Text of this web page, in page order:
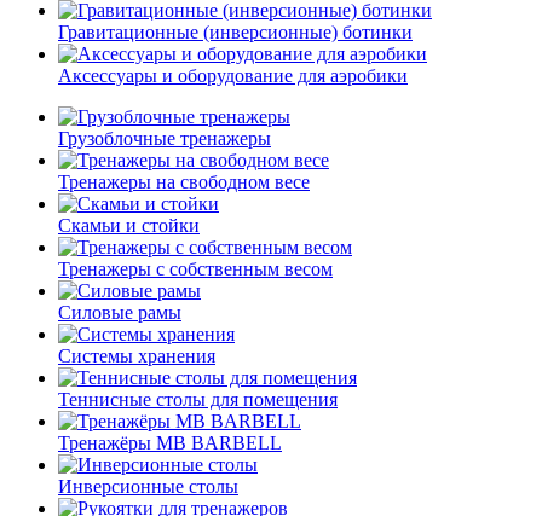
Гравитационные (инверсионные) ботинки
Аксессуары и оборудование для аэробики
Грузоблочные тренажеры
Тренажеры на свободном весе
Скамьи и стойки
Тренажеры с собственным весом
Силовые рамы
Системы хранения
Теннисные столы для помещения
Тренажёры MB BARBELL
Инверсионные столы